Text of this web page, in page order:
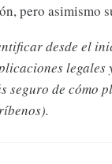
pero asimismo
desde el
legales
seguro de cómo